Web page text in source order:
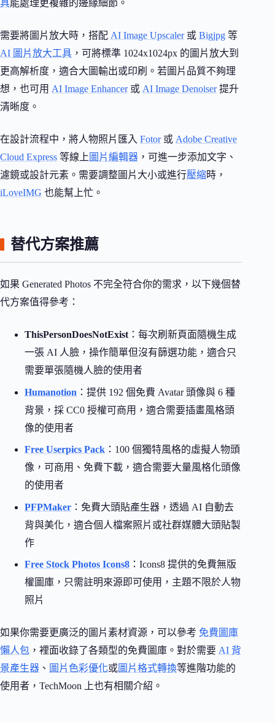
具能處理更複雜的邊緣細節。
需要將圖片放大時，搭配 AI Image Upscaler或 Bigjpg 等
AI 圖片放大工具 ，可將標準 1024x1024px 的圖片放大到
更高解析度，適合大圖輸出或印刷。若圖片品質不夠理
想，也可用 AI Image Enhancer或 AI Image Denoiser提升
清晰度。
在設計流程中，將人物照片匯入 Fotor或 Adobe Creative
Cloud Express 等線上 圖片編輯器 ，可進一步添加文字、
濾鏡或設計元素。需要調整圖片大小或進行壓縮時，
iLoveIMG 也能幫上忙。
替代方案推薦
如果 Generated Photos 不完全符合你的需求，以下幾個替
代方案值得參考：
ThisPersonDoesNotExist：每次刷新頁面隨機生成
一張 AI 人臉，操作簡單但沒有篩選功能，適合只
需要單張隨機人臉的使用者
Humanotion ：提供 192 個免費 Avatar 頭像與 6 種
背景，採 CC0 授權可商用，適合需要插畫風格頭
像的使用者
Free Userpics Pack ：100 個獨特風格的虛擬人物頭
像，可商用、免費下載，適合需要大量風格化頭像
的使用者
PFPMaker ：免費大頭貼產生器，透過 AI 自動去
背與美化，適合個人檔案照片或社群媒體大頭貼製
作
Free Stock Photos Icons8 ：Icons8 提供的免費無版
權圖庫，只需註明來源即可使用，主題不限於人物
照片
如果你需要更廣泛的圖片素材資源，可以參考 免費圖庫
懶人包 ，裡面收錄了各類型的免費圖庫。對於需要 AI 背
景產生器 、 圖片色彩優化或圖片格式轉換等進階功能的
使用者，TechMoon 上也有相關介紹。